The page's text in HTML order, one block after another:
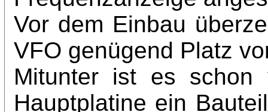
Vor dem Einbau
VFO genügend Platz
Mitunter ist es schon
Hauptplatine ein